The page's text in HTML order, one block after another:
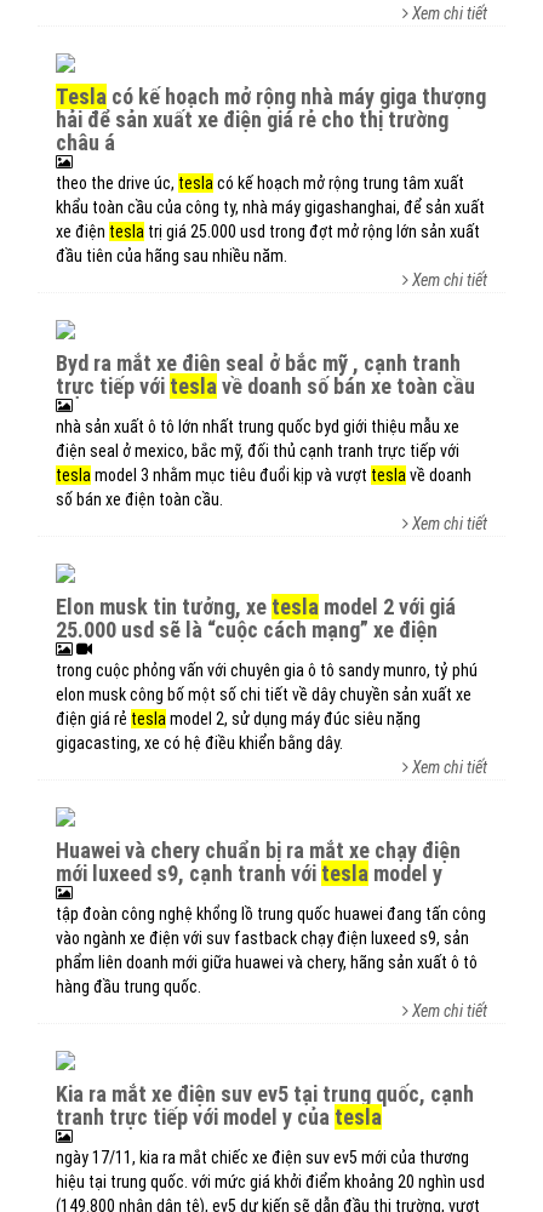
Xem chi tiết
tesla có kế hoạch mở rộng nhà máy giga thượng
hải để sản xuất xe điện giá rẻ cho thị trường
châu á
theo the drive úc, tesla có kế hoạch mở rộng trung tâm xuất
khẩu toàn cầu của công ty, nhà máy gigashanghai, để sản xuất
xe điện tesla trị giá 25.000 usd trong đợt mở rộng lớn sản xuất
đầu tiên của hãng sau nhiều năm.
Xem chi tiết
byd ra mắt xe điện seal ở bắc mỹ , cạnh tranh
trực tiếp với tesla về doanh số bán xe toàn cầu
nhà sản xuất ô tô lớn nhất trung quốc byd giới thiệu mẫu xe
điện seal ở mexico, bắc mỹ, đối thủ cạnh tranh trực tiếp với
tesla model 3 nhằm mục tiêu đuổi kịp và vượt tesla về doanh
số bán xe điện toàn cầu.
Xem chi tiết
elon musk tin tưởng, xe tesla model 2 với giá
25.000 usd sẽ là “cuộc cách mạng” xe điện
trong cuộc phỏng vấn với chuyên gia ô tô sandy munro, tỷ phú
elon musk công bố một số chi tiết về dây chuyền sản xuất xe
điện giá rẻ tesla model 2, sử dụng máy đúc siêu nặng
gigacasting, xe có hệ điều khiển bằng dây.
Xem chi tiết
huawei và chery chuẩn bị ra mắt xe chạy điện
mới luxeed s9, cạnh tranh với tesla model y
tập đoàn công nghệ khổng lồ trung quốc huawei đang tấn công
vào ngành xe điện với suv fastback chạy điện luxeed s9, sản
phẩm liên doanh mới giữa huawei và chery, hãng sản xuất ô tô
hàng đầu trung quốc.
Xem chi tiết
kia ra mắt xe điện suv ev5 tại trung quốc, cạnh
tranh trực tiếp với model y của tesla
ngày 17/11, kia ra mắt chiếc xe điện suv ev5 mới của thương
hiệu tại trung quốc. với mức giá khởi điểm khoảng 20 nghìn usd
(149.800 nhân dân tệ), ev5 dự kiến ​​sẽ dẫn đầu thị trường, vượt